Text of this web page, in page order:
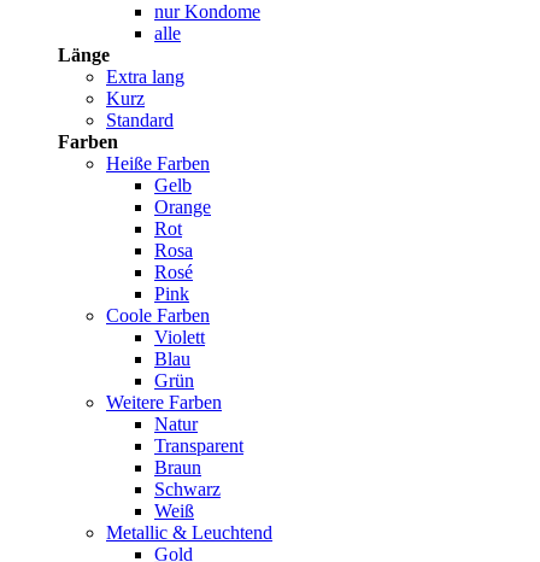
nur Kondome
alle
Länge
Extra lang
Kurz
Standard
Farben
Heiße Farben
Gelb
Orange
Rot
Rosa
Rosé
Pink
Coole Farben
Violett
Blau
Grün
Weitere Farben
Natur
Transparent
Braun
Schwarz
Weiß
Metallic & Leuchtend
Gold